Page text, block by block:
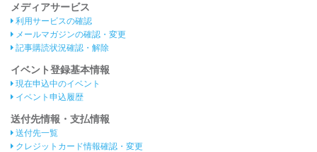
メディアサービス
利用サービスの確認
メールマガジンの確認・変更
記事購読状況確認・解除
イベント登録基本情報
現在申込中のイベント
イベント申込履歴
送付先情報・支払情報
送付先一覧
クレジットカード情報確認・変更